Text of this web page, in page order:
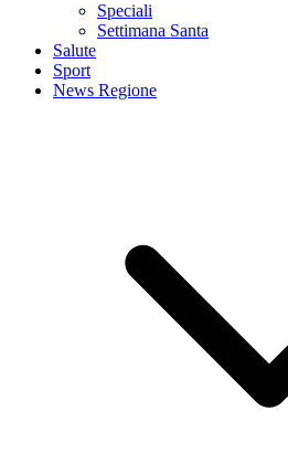
Speciali
Settimana Santa
Salute
Sport
News Regione